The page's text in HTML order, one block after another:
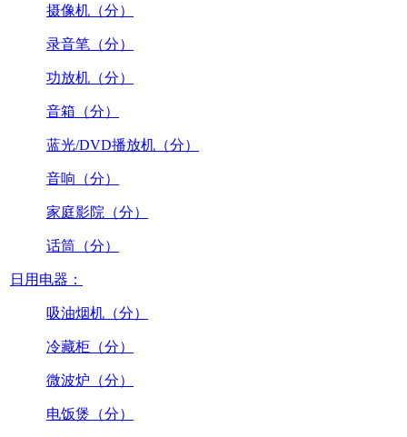
摄像机（分）
录音笔（分）
功放机（分）
音箱（分）
蓝光/DVD播放机（分）
音响（分）
家庭影院（分）
话筒（分）
日用电器：
吸油烟机（分）
冷藏柜（分）
微波炉（分）
电饭煲（分）